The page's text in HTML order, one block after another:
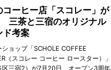
コーヒー店「スコレー」が
三茶と三宿のオリジナル
ド考案
ショップ「SCHOLE COFFEE
（スコレー コーヒー ロースター）」
区三宿2）が7月20日、オープン3周年